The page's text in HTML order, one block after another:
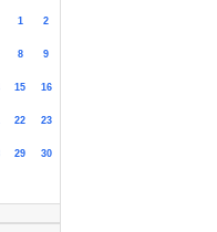
1 2
8 9
15 16
22 23
29 30